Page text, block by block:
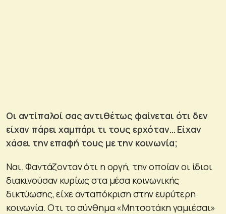
Οι αντίπαλοί σας αντιθέτως φαίνεται ότι δεν
είχαν πάρει χαμπάρι τι τους ερχόταν… Είχαν
χάσει την επαφή τους με την κοινωνία;
Ναι. Φαντάζονταν ότι η οργή, την οποίαν οι ίδιοι
διακινούσαν κυρίως στα μέσα κοινωνικής
δικτύωσης, είχε ανταπόκριση στην ευρύτερη
κοινωνία. Οτι το σύνθημα «Μητσοτάκη γαμιέσαι»